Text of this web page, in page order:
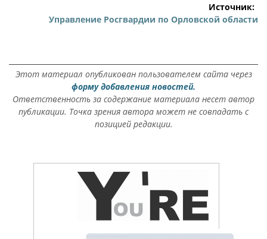
Источник:
Управление Росгвардии по Орловской области
Этот материал опубликован пользователем сайта через
форму добавления новостей.
Ответственность за содержание материала несет автор
публикации. Точка зрения автора может не совпадать с
позицией редакции.